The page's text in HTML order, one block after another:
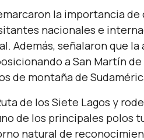
la importancia
nacionales e
Además, señalaron que
a San Martín
de montaña de
de los Siete Lagos y
de los principales polos
natural de